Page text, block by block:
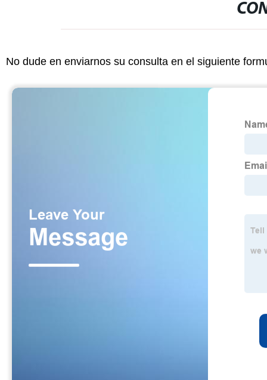
No dude en enviarnos su consulta en el siguiente